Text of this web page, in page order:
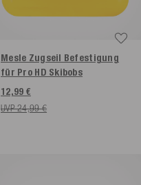
Mesle Zugseil Befestigung
für Pro HD Skibobs
12,99 €
UVP 24,99 €